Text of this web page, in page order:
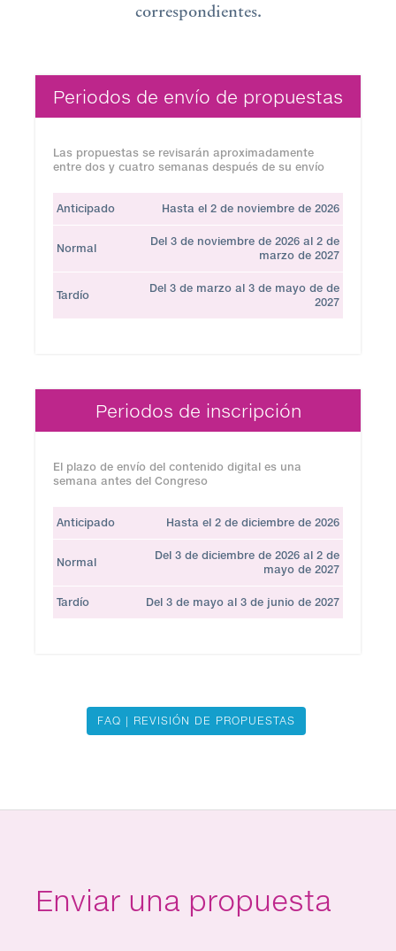
correspondientes.
Periodos de envío de propuestas
Las propuestas se revisarán aproximadamente
entre dos y cuatro semanas después de su envío
Anticipado Hasta el 2 de noviembre de 2026
Normal
Del 3 de noviembre de 2026 al 2 de
marzo de 2027
Tardío
Del 3 de marzo al 3 de mayo de de
2027
Periodos de inscripción
El plazo de envío del contenido digital es una
semana antes del Congreso
Anticipado Hasta el 2 de diciembre de 2026
Normal
Del 3 de diciembre de 2026 al 2 de
mayo de 2027
Tardío Del 3 de mayo al 3 de junio de 2027
FAQ | REVISIÓN DE PROPUESTAS
Enviar una propuesta